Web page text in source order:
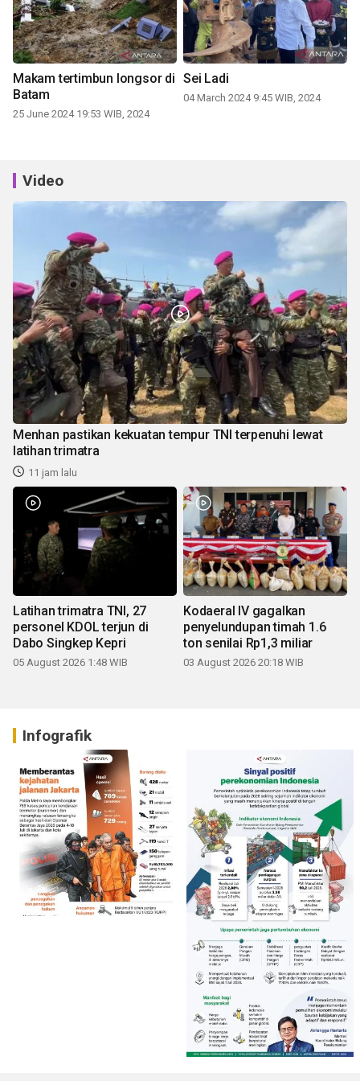
Makam tertimbun longsor di
Batam
25 June 2024 19:53 WIB, 2024
Sei Ladi
04 March 2024 9:45 WIB, 2024
Video
Menhan pastikan kekuatan tempur TNI terpenuhi lewat
latihan trimatra
11 jam lalu
Latihan trimatra TNI, 27
personel KDOL terjun di
Dabo Singkep Kepri
05 August 2026 1:48 WIB
Kodaeral IV gagalkan
penyelundupan timah 1.6
ton senilai Rp1,3 miliar
03 August 2026 20:18 WIB
Infografik